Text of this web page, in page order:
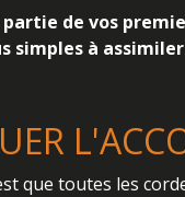
de vos
simples à
que toutes les